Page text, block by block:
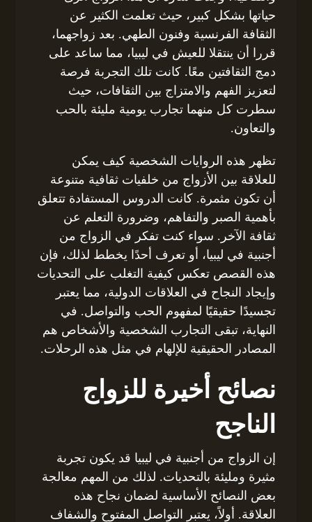
حياتها بشكل كبير، حيث تعلمت الكثير عن
الثقافة الفرنسية وفنون الطهي. بعد زواجهما،
قررا أن ينتقلا للعيش في ليبيا، مما ساعد على
دمج الثقافتين معًا. كانت تلك التجربة فرصة
لتعزيز الفهم والامتزاج بين الثقافات، حيث
سطرت كل منهما تجارب يومية مليئة بالحب
والتعاون.
تظهر هذه الروايات الشخصية كيف يمكن
للعلاقة بين الأزواج من خلفيات ثقافية متنوعة
أن تكون مثمرة. كانت الدروس المستفادة تتعلق
بأهمية الصبر والتفاهم، وضرورة التعلم عن
ثقافة الآخر. سواء كنت تفكر في الزواج من
أجنبية في ليبيا، أو تعرف أحدًا يخطط لذلك، فإن
هذه القصص تعكس كيفية التغلب على التحديات
وإيجاد النجاح في العلاقات الدولية، مما يعتبر
تجسيدًا حقيقيًا لمفهوم الحب والتواصل. في
النهاية، تبقى التجارب الشخصية والأشخاص هم
المصادر الحقيقية للإلهام في مثل هذه الرحلات.
نصائح أخيرة للزواج
الناجح
إن الزواج من أجنبية في ليبيا قد يكون تجربة
مثيرة ومليئة بالتحديات. لذلك من المهم معالجة
بعض النصائح الأساسية لضمان نجاح هذه
العلاقة. أولاً، يعتبر التواصل المفتوح والشفاف